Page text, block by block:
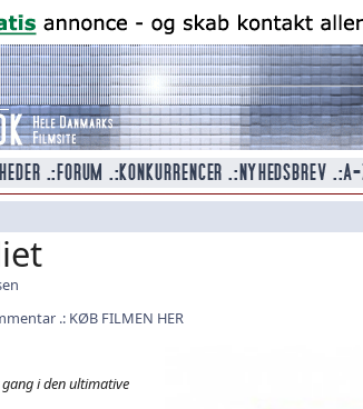
KØB FILMEN HER
i den ultimative